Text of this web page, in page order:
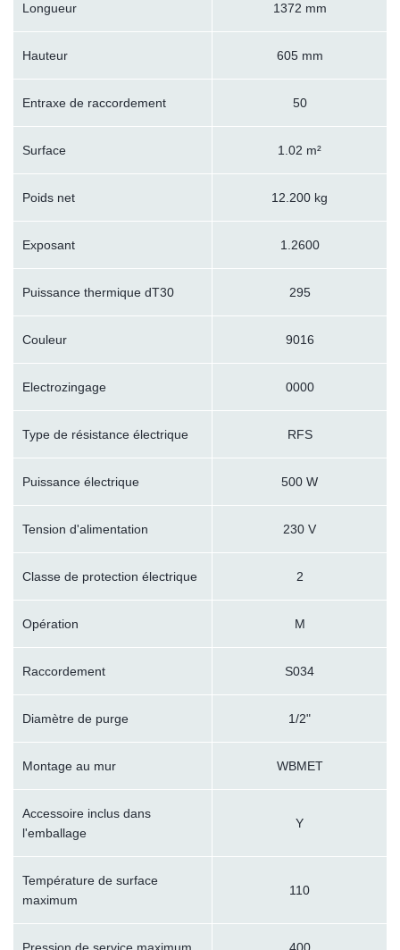
Longueur 1372 mm
Hauteur 605 mm
Entraxe de raccordement 50
Surface 1.02 m²
Poids net 12.200 kg
Exposant 1.2600
Puissance thermique dT30 295
Couleur 9016
Electrozingage 0000
Type de résistance électrique RFS
Puissance électrique 500 W
Tension d'alimentation 230 V
Classe de protection électrique 2
Opération M
Raccordement S034
Diamètre de purge 1/2"
Montage au mur WBMET
Accessoire inclus dans
l'emballage
Y
Température de surface
maximum
110